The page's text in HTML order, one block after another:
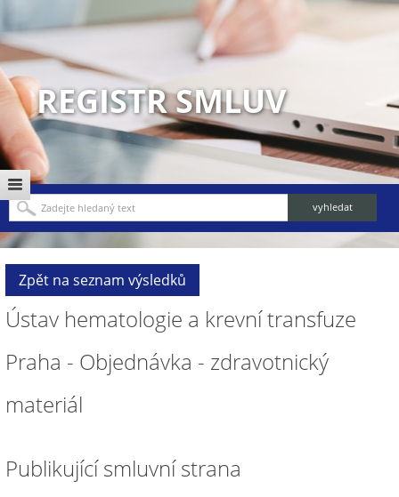
REGISTR SMLUV
Zpět na seznam výsledků
Ústav hematologie a krevní transfuze
Praha - Objednávka - zdravotnický
materiál
Publikující smluvní strana